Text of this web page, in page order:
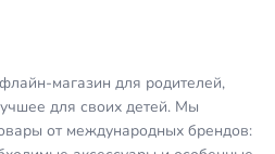
магазин для родителей,
для своих детей. Мы
от международных брендов: